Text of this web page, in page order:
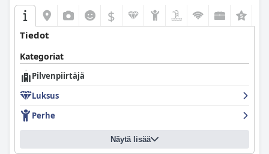
$
Tiedot
Kategoriat
Pilvenpiirtäjä
Luksus
Perhe
Näytä lisää